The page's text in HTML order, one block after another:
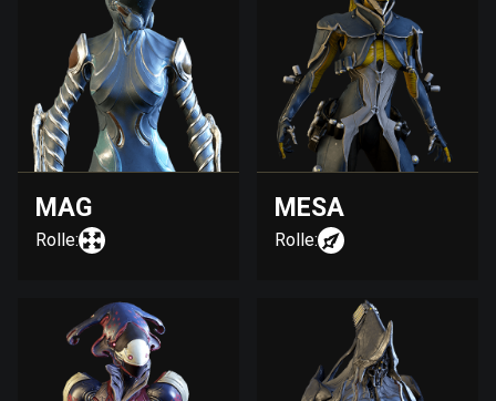
MAG
Rolle:
MESA
Rolle: